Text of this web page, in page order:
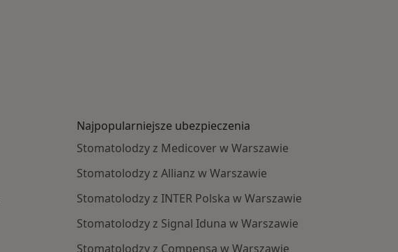
Najpopularniejsze ubezpieczenia
Stomatolodzy z Medicover w Warszawie
Stomatolodzy z Allianz w Warszawie
Stomatolodzy z INTER Polska w Warszawie
Stomatolodzy z Signal Iduna w Warszawie
Stomatolodzy z Compensa w Warszawie